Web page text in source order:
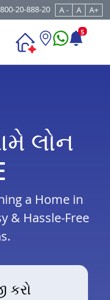
20-888-20 A - A A+
5
લોન
a Home in
& Hassle-Free
કરો